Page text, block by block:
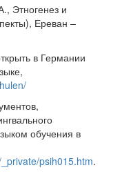
и
Ереван –
в Германии
обучения в
psih015.htm.